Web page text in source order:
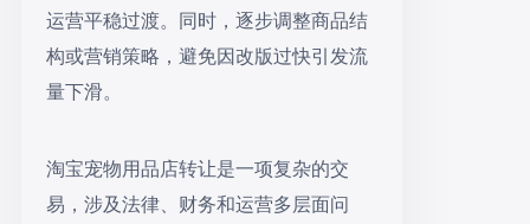
运营平稳过渡。同时，逐步调整商品结
构或营销策略，避免因改版过快引发流
量下滑。
淘宝宠物用品店转让是一项复杂的交
易，涉及法律、财务和运营多层面问